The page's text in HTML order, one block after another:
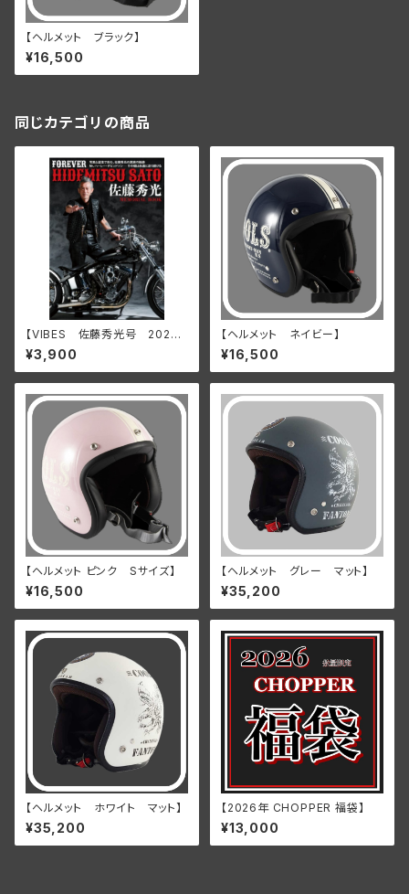
【ヘルメット ブラック】
¥16,500
同じカテゴリの商品
【VIBES 佐藤秀光号 2026
年3月17日発売】
¥3,900
【ヘルメット ネイビー】
¥16,500
【ヘルメット ピンク Sサイズ】
¥16,500
【ヘルメット グレー マット】
¥35,200
【ヘルメット ホワイト マット】
¥35,200
【2026年 CHOPPER 福袋】
¥13,000